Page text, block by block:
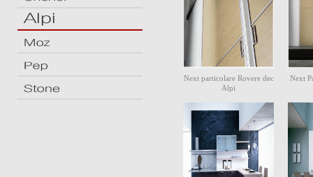
Next particolare Rovere dec
Alpi
Next